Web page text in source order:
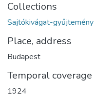
Collections
Sajtókivágat-gyűjtemény
Place, address
Budapest
Temporal coverage
1924